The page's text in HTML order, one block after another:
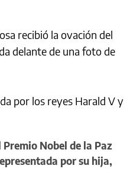
recibió la ovación del
delante de una foto de
por los reyes Harald V y
Nobel de la Paz
por su hija,